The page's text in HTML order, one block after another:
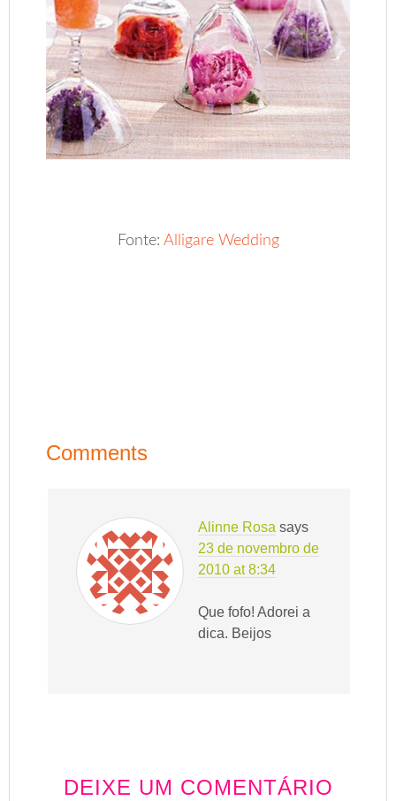
Fonte: Alligare Wedding
Comments
Alinne Rosa says
23 de novembro de
2010 at 8:34
Que fofo! Adorei a
dica. Beijos
DEIXE UM COMENTÁRIO